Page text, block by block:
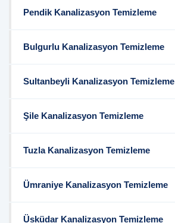
Pendik Kanalizasyon Temizleme
Bulgurlu Kanalizasyon Temizleme
Sultanbeyli Kanalizasyon Temizleme
Şile Kanalizasyon Temizleme
Tuzla Kanalizasyon Temizleme
Ümraniye Kanalizasyon Temizleme
Üsküdar Kanalizasyon Temizleme